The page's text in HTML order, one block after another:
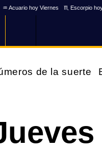
♒ Acuario hoy Viernes ♏ Escorpio
de la suerte